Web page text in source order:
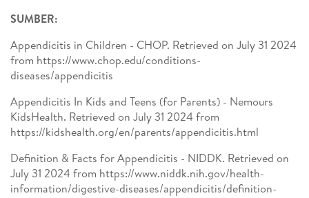
SUMBER:
Appendicitis in Children - CHOP. Retrieved on July 31 2024
from https://www.chop.edu/conditions-
diseases/appendicitis
Appendicitis In Kids and Teens (for Parents) - Nemours
KidsHealth. Retrieved on July 31 2024 from
https://kidshealth.org/en/parents/appendicitis.html
Definition & Facts for Appendicitis - NIDDK. Retrieved on
July 31 2024 from https://www.niddk.nih.gov/health-
information/digestive-diseases/appendicitis/definition-